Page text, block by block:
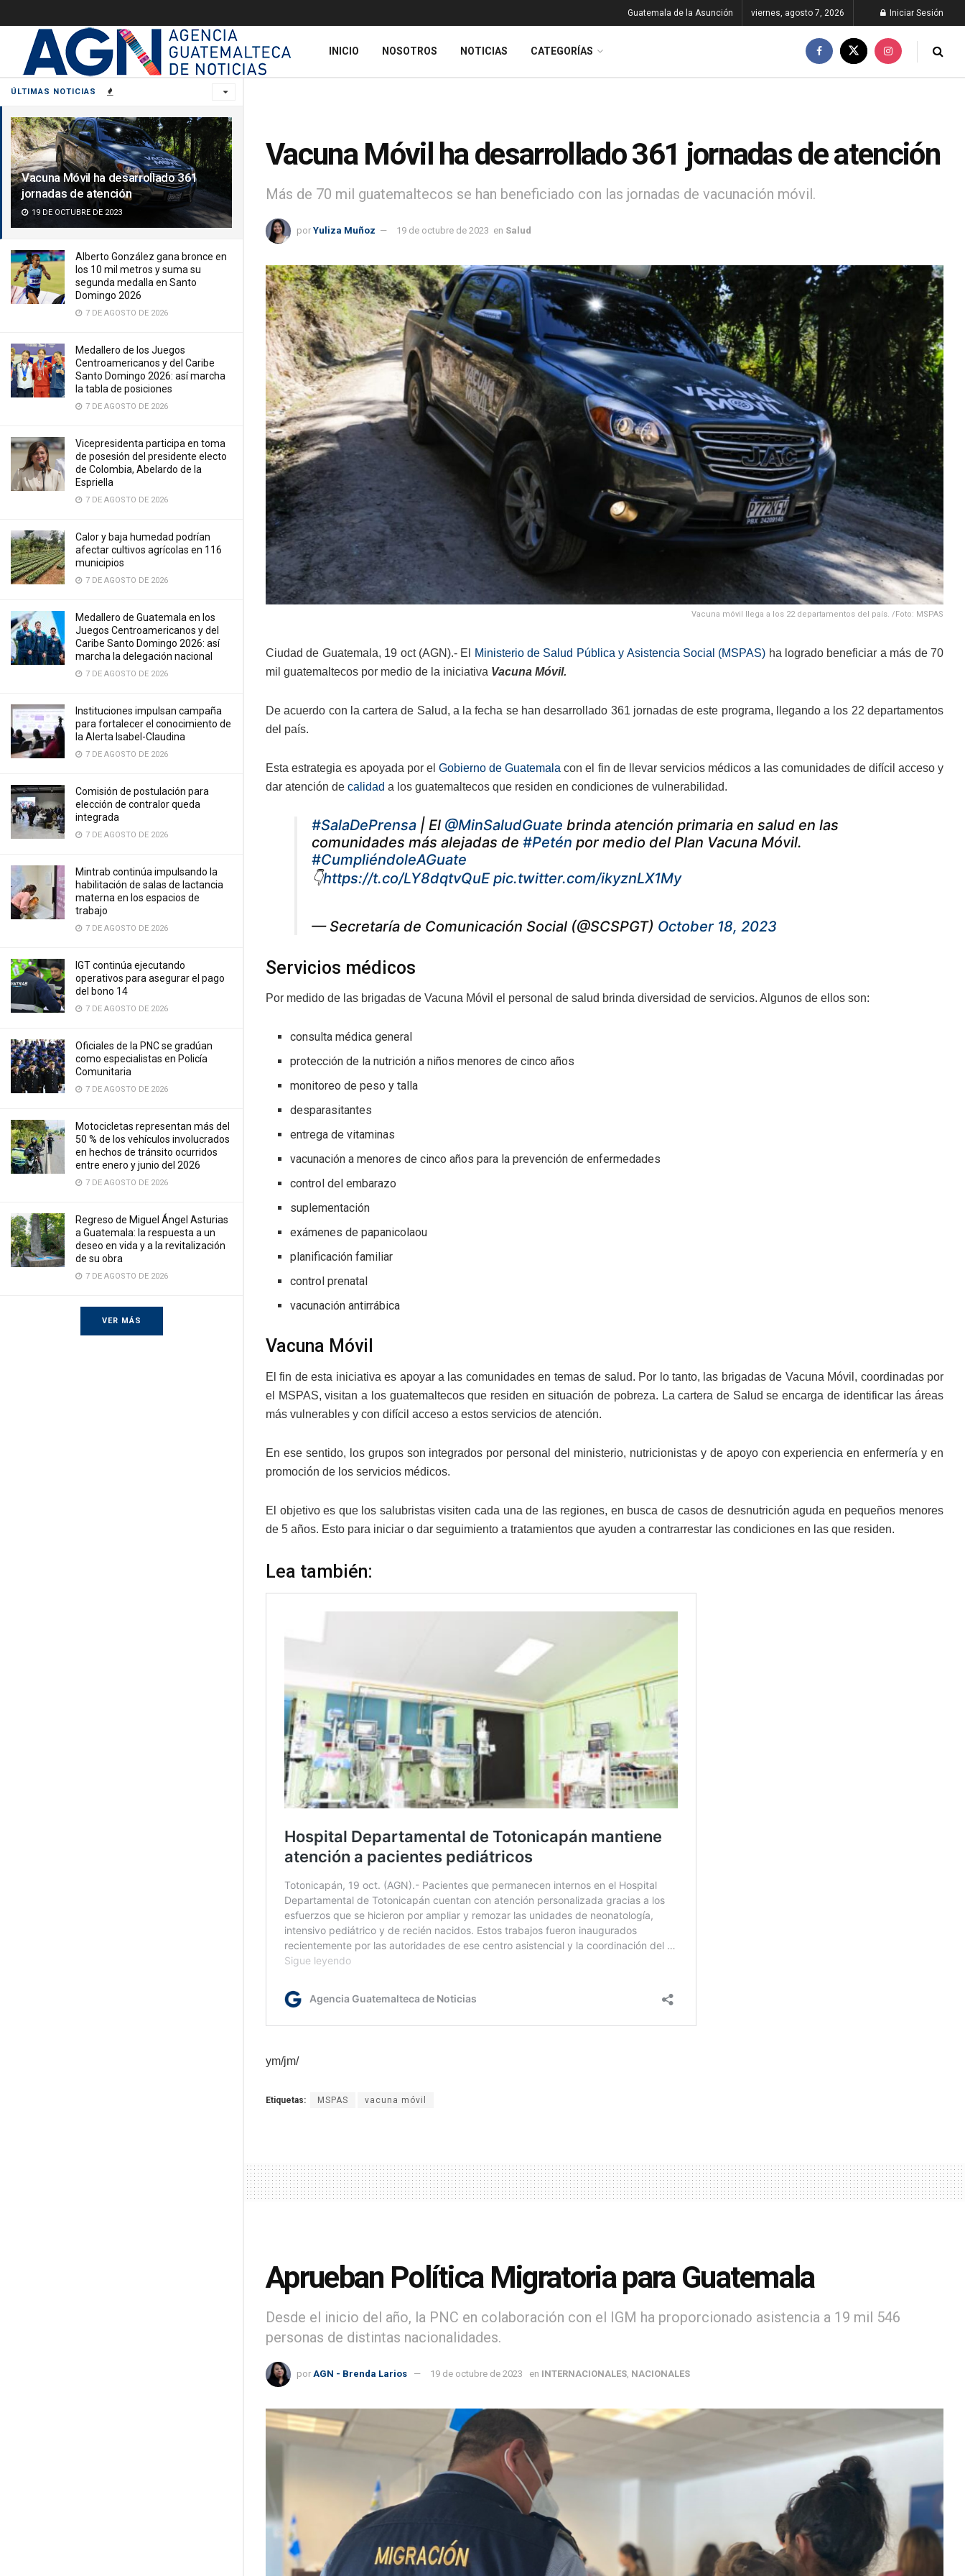
ÚLTIMAS NOTICIAS
Vacuna Móvil ha desarrollado 361
jornadas de atención
19 DE OCTUBRE DE 2023
Alberto González gana bronce en
los 10 mil metros y suma su
segunda medalla en Santo
Domingo 2026
7 DE AGOSTO DE 2026
Medallero de los Juegos
Centroamericanos y del Caribe
Santo Domingo 2026: así marcha
la tabla de posiciones
7 DE AGOSTO DE 2026
Vicepresidenta participa en toma
de posesión del presidente electo
de Colombia, Abelardo de la
Espriella
7 DE AGOSTO DE 2026
Calor y baja humedad podrían
afectar cultivos agrícolas en 116
municipios
7 DE AGOSTO DE 2026
Medallero de Guatemala en los
Juegos Centroamericanos y del
Caribe Santo Domingo 2026: así
marcha la delegación nacional
7 DE AGOSTO DE 2026
Instituciones impulsan campaña
para fortalecer el conocimiento de
la Alerta Isabel-Claudina
7 DE AGOSTO DE 2026
Comisión de postulación para
elección de contralor queda
integrada
7 DE AGOSTO DE 2026
Mintrab continúa impulsando la
habilitación de salas de lactancia
materna en los espacios de
trabajo
7 DE AGOSTO DE 2026
IGT continúa ejecutando
operativos para asegurar el pago
del bono 14
7 DE AGOSTO DE 2026
Oficiales de la PNC se gradúan
como especialistas en Policía
Comunitaria
7 DE AGOSTO DE 2026
Motocicletas representan más del
50 % de los vehículos involucrados
en hechos de tránsito ocurridos
entre enero y junio del 2026
7 DE AGOSTO DE 2026
Regreso de Miguel Ángel Asturias
a Guatemala: la respuesta a un
deseo en vida y a la revitalización
de su obra
7 DE AGOSTO DE 2026
VER MÁS
Guatemala de la Asunción viernes, agosto 7, 2026 Iniciar Sesión
INICIO NOSOTROS NOTICIAS CATEGORÍAS
Vacuna Móvil ha desarrollado 361 jornadas de atención
Más de 70 mil guatemaltecos se han beneficiado con las jornadas de vacunación móvil.
por Yuliza Muñoz 19 de octubre de 2023 en Salud
Vacuna móvil llega a los 22 departamentos del país. /Foto: MSPAS
Ciudad de Guatemala, 19 oct (AGN).- El Ministerio de Salud Pública y Asistencia Social (MSPAS) ha logrado beneficiar a más de 70
mil guatemaltecos por medio de la iniciativa Vacuna Móvil.
De acuerdo con la cartera de Salud, a la fecha se han desarrollado 361 jornadas de este programa, llegando a los 22 departamentos
del país.
Esta estrategia es apoyada por elGobierno de Guatemala con el fin de llevar servicios médicos a las comunidades de difícil acceso y
dar atención de calidad a los guatemaltecos que residen en condiciones de vulnerabilidad.
#SalaDePrensa | El @MinSaludGuate brinda atención primaria en salud en las
comunidades más alejadas de #Petén por medio del Plan Vacuna Móvil.
#CumpliéndoleAGuate
👇https://t.co/LY8dqtvQuE pic.twitter.com/ikyznLX1My
— Secretaría de Comunicación Social (@SCSPGT) October 18, 2023
Servicios médicos
Por medido de las brigadas de Vacuna Móvil el personal de salud brinda diversidad de servicios. Algunos de ellos son:
consulta médica general
protección de la nutrición a niños menores de cinco años
monitoreo de peso y talla
desparasitantes
entrega de vitaminas
vacunación a menores de cinco años para la prevención de enfermedades
control del embarazo
suplementación
exámenes de papanicolaou
planificación familiar
control prenatal
vacunación antirrábica
Vacuna Móvil
El fin de esta iniciativa es apoyar a las comunidades en temas de salud. Por lo tanto, las brigadas de Vacuna Móvil, coordinadas por
el MSPAS, visitan a los guatemaltecos que residen en situación de pobreza. La cartera de Salud se encarga de identificar las áreas
más vulnerables y con difícil acceso a estos servicios de atención.
En ese sentido, los grupos son integrados por personal del ministerio, nutricionistas y de apoyo con experiencia en enfermería y en
promoción de los servicios médicos.
El objetivo es que los salubristas visiten cada una de las regiones, en busca de casos de desnutrición aguda en pequeños menores
de 5 años. Esto para iniciar o dar seguimiento a tratamientos que ayuden a contrarrestar las condiciones en las que residen.
Lea también:
ym/jm/
Etiquetas: MSPAS vacuna móvil
Aprueban Política Migratoria para Guatemala
Desde el inicio del año, la PNC en colaboración con el IGM ha proporcionado asistencia a 19 mil 546
personas de distintas nacionalidades.
por AGN - Brenda Larios 19 de octubre de 2023 en INTERNACIONALES, NACIONALES